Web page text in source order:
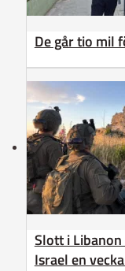
De går tio mil
Slott i
Israel en